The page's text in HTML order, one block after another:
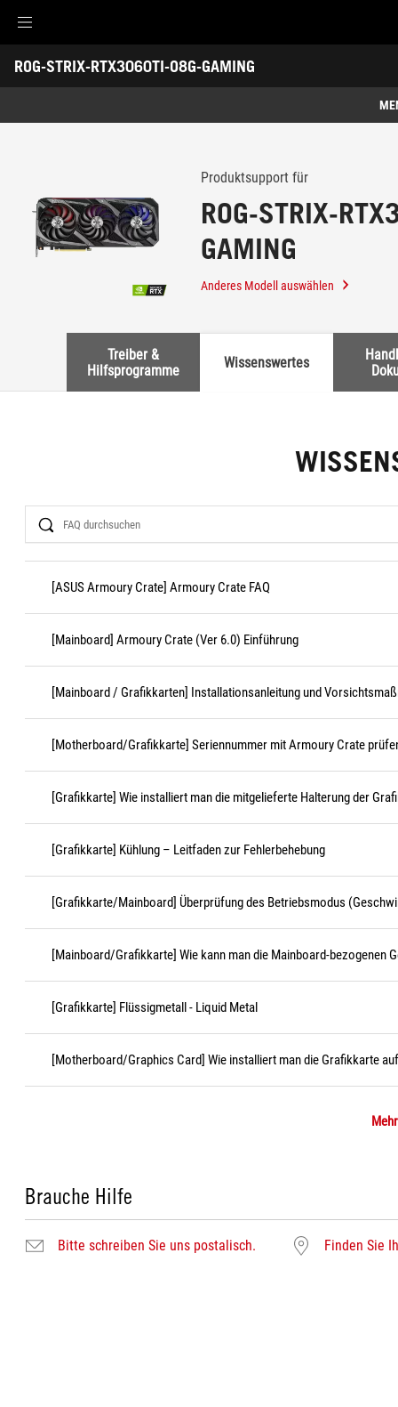
Accessibility links
Skip to content
Accessibility Help
Skip to Menu
ASUS Footer
ROG-STRIX-RTX3060TI-O8G-GAMING
-
Auszeichnungen
Galerie
Produktsupport für
ROG-STRIX-
GAMING
Anderes Modell auswählen
Treiber &
Hilfsprogramme
Wissenswertes
Search
[ASUS Armoury Crate] Armoury Crate FAQ
[Mainboard] Armoury Crate (Ver 6.0) Einführung
[Mainboard / Grafikkarten] Installationsanleitung und
[Motherboard/Grafikkarte] Seriennummer mit Armoury Crate
[Grafikkarte] Wie installiert man die mitgelieferte Halterung der
[Grafikkarte] Kühlung – Leitfaden zur Fehlerbehebung
[Grafikkarte/Mainboard] Überprüfung des Betriebsmodus
[Mainboard/Grafikkarte] Wie kann man die Mainboard-bezogenen
[Grafikkarte] Flüssigmetall - Liquid Metal
[Motherboard/Graphics Card] Wie installiert man die Grafikkarte
Brauche Hilfe
Bitte schreiben Sie uns postalisch. Finden Sie